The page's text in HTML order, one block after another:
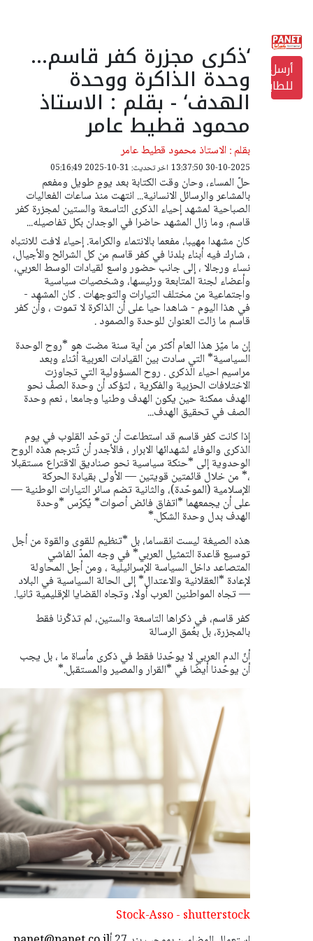
أرسل
للطابعة
‘ذكرى مجزرة كفر قاسم...
وحدة الذاكرة ووحدة
الهدف‘ - بقلم : الاستاذ
محمود قطيط عامر
بقلم : الاستاذ محمود قطيط عامر
30-10-2025 13:37:50 اخر تحديث: 31-10-2025 05:16:49
حلّ المساء، وحان وقت الكتابة بعد يومٍ طويل ومفعم
بالمشاعر والرسائل الانسانية... انتهت منذ ساعات الفعاليات
الصباحية لمشهد إحياء الذكرى التاسعة والستين لمجزرة كفر
قاسم، وما زال المشهد حاضرا في الوجدان بكل تفاصيله...
كان مشهدا مهيبا، مفعما بالانتماء والكرامة. إحياء لافت للانتباه
، شارك فيه أبناء بلدنا في كفر قاسم من كل الشرائح والأجيال،
نساء ورجالا ، إلى جانب حضور واسع لقيادات الوسط العربي،
وأعضاء لجنة المتابعة ورئيسها، وشخصيات سياسية
واجتماعية من مختلف التيارات والتوجهات . كان المشهد -
في هذا اليوم - شاهدا حيا على أن الذاكرة لا تموت ، وأن كفر
قاسم ما زالت العنوان للوحدة والصمود .
إن ما ميّز هذا العام أكثر من أية سنة مضت هو *روح الوحدة
السياسية* التي سادت بين القيادات العربية أثناء وبعد
مراسيم احياء الذكرى . روح المسؤولية التي تجاوزت
الاختلافات الحزبية والفكرية ، لتؤكد أن وحدة الصفّ نحو
الهدف ممكنة حين يكون الهدف وطنيا وجامعا ، نعم وحدة
الصف في تحقيق الهدف...
إذا كانت كفر قاسم قد استطاعت أن توحّد القلوب في يوم
الذكرى والوفاء لشهدائها الابرار ، فالأجدر أن تُترجم هذه الروح
الوحدوية إلى *حنكة سياسية نحو صناديق الاقتراع مستقبلا
،* من خلال قائمتين قويتين — الأولى بقيادة الحركة
الإسلامية (الموحّدة)، والثانية تضم سائر التيارات الوطنية —
على أن يجمعهما *اتفاق فائض أصوات* يُكرّس *وحدة
الهدف بدل وحدة الشكل.*
هذه الصيغة ليست انقساما، بل *تنظيم للقوى والقوة من أجل
توسيع قاعدة التمثيل العربي* في وجه المدّ الفاشي
المتصاعد داخل السياسة الإسرائيلية ، ومن أجل المحاولة
لإعادة *العقلانية والاعتدال* إلى الحالة السياسية في البلاد
— تجاه المواطنين العرب أولا، وتجاه القضايا الإقليمية ثانيا.
كفر قاسم، في ذكراها التاسعة والستين، لم تذكّرنا فقط
بالمجزرة، بل بعُمق الرسالة
أنّ الدم العربي لا يوحّدنا فقط في ذكرى مأساة ما ، بل يجب
أن يوحّدنا أيضًا في *القرار والمصير والمستقبل.*
Stock-Asso - shutterstock